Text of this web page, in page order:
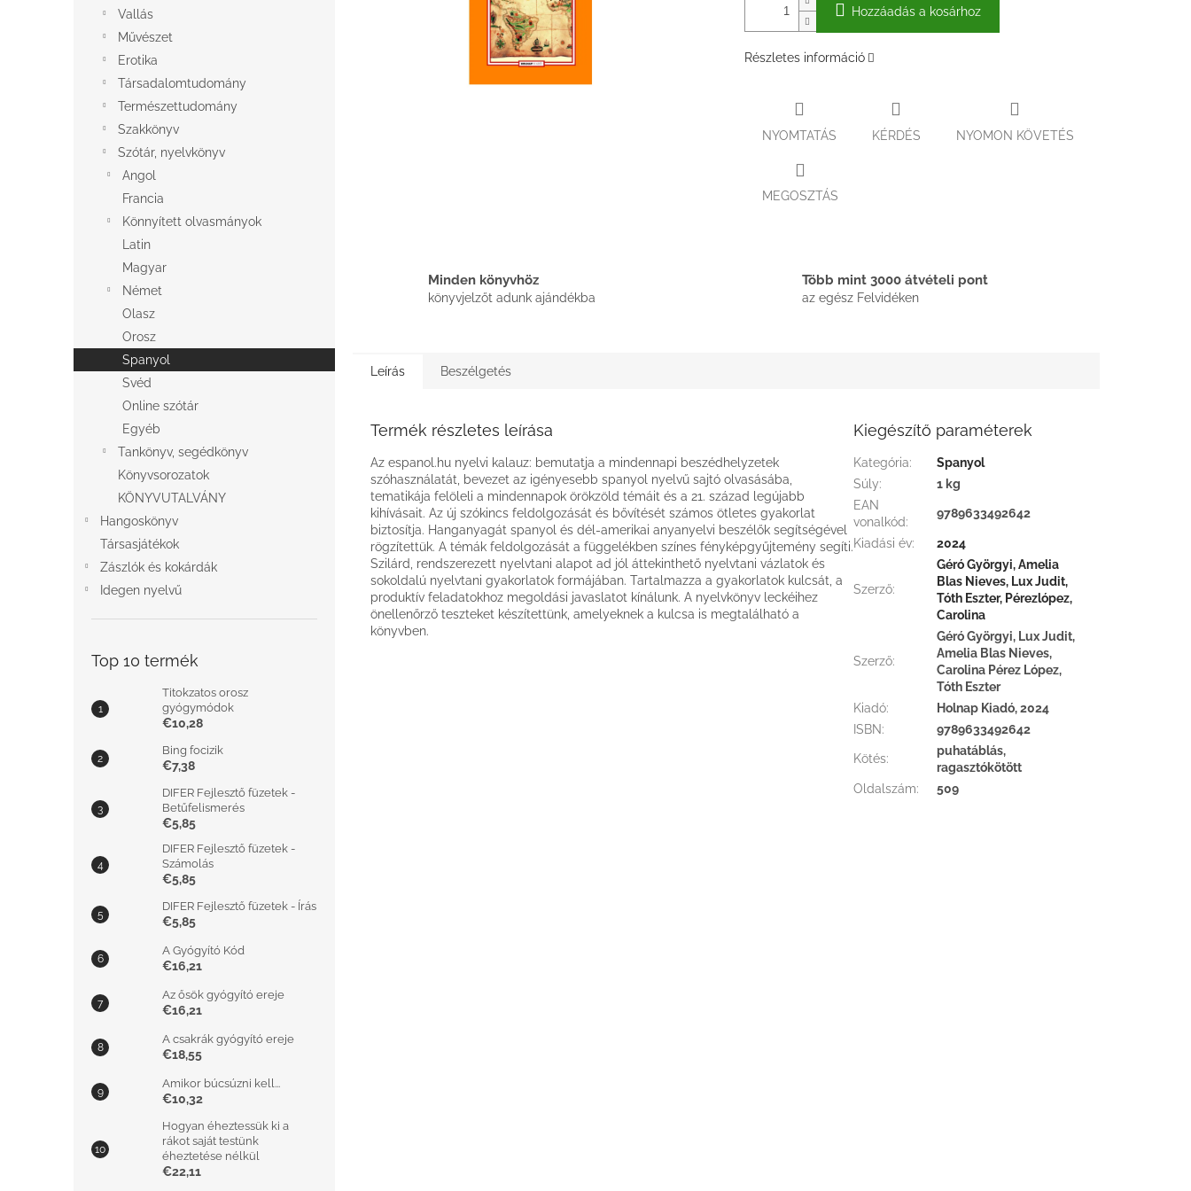
Vallás
Művészet
Erotika
Társadalomtudomány
Természettudomány
Szakkönyv
Szótár, nyelvkönyv
Angol
Francia
Könnyített olvasmányok
Latin
Magyar
Német
Olasz
Orosz
Spanyol
Svéd
Online szótár
Egyéb
Tankönyv, segédkönyv
Könyvsorozatok
KÖNYVUTALVÁNY
Hangoskönyv
Társasjátékok
Zászlók és kokárdák
Idegen nyelvű
Top 10 termék
Titokzatos orosz
gyógymódok
€10,28
Bing focizik
€7,38
DIFER Fejlesztő füzetek -
Betűfelismerés
€5,85
DIFER Fejlesztő füzetek -
Számolás
€5,85
DIFER Fejlesztő füzetek - Írás
€5,85
A Gyógyító Kód
€16,21
Az ősök gyógyító ereje
€16,21
A csakrák gyógyító ereje
€18,55
Amikor búcsúzni kell...
€10,32
Hogyan éheztessük ki a
rákot saját testünk
éheztetése nélkül
€22,11
Hozzáadás a kosárhoz
Részletes információ
NYOMTATÁS KÉRDÉS NYOMON KÖVETÉS
MEGOSZTÁS
Minden könyvhöz
könyvjelzőt adunk ajándékba
Több mint 3000 átvételi pont
az egész Felvidéken
Leírás Beszélgetés
Termék részletes leírása
Az espanol.hu nyelvi kalauz: bemutatja a mindennapi beszédhelyzetek
szóhasználatát, bevezet az igényesebb spanyol nyelvű sajtó olvasásába,
tematikája felöleli a mindennapok örökzöld témáit és a 21. század legújabb
kihívásait. Az új szókincs feldolgozását és bővítését számos ötletes gyakorlat
biztosítja. Hanganyagát spanyol és dél-amerikai anyanyelvi beszélők segítségével
rögzítettük. A témák feldolgozását a függelékben színes fényképgyűjtemény segíti.
Szilárd, rendszerezett nyelvtani alapot ad jól áttekinthető nyelvtani vázlatok és
sokoldalú nyelvtani gyakorlatok formájában. Tartalmazza a gyakorlatok kulcsát, a
produktív feladatokhoz megoldási javaslatot kínálunk. A nyelvkönyv leckéihez
önellenőrző teszteket készítettünk, amelyeknek a kulcsa is megtalálható a
könyvben.
Kiegészítő paraméterek
Kategória:
Spanyol
Súly:
1 kg
EAN
vonalkód:
9789633492642
Kiadási év: 2024
Szerző:
Géró Györgyi, Amelia
Blas Nieves, Lux Judit,
Tóth Eszter, Pérezlópez,
Carolina
Szerző:
Géró Györgyi, Lux Judit,
Amelia Blas Nieves,
Carolina Pérez López,
Tóth Eszter
Kiadó:
Holnap Kiadó, 2024
ISBN: 9789633492642
Kötés:
puhatáblás,
ragasztókötött
Oldalszám: 509